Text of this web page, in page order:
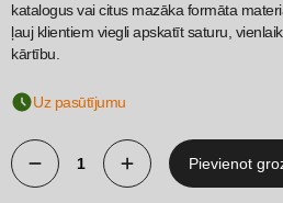
katalogus vai citus mazāka formāta
ļauj klientiem viegli apskatīt saturu,
kārtību.
Uz pasūtījumu
A5
Pievienot